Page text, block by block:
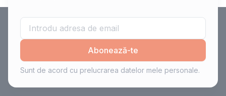
Abonează-te
Sunt de acord cu prelucrarea datelor mele personale.